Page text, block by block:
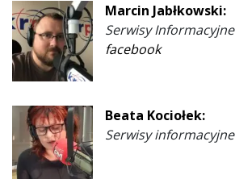
Marcin Jabłkowski:
Serwisy Informacyjne
facebook
Beata Kociołek:
Serwisy informacyjne